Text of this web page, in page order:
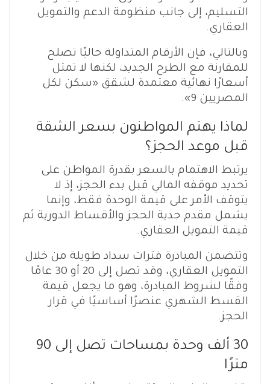
التسليم، إلى جانب منظومة الدعم والتمويل
العقاري.
وبالتالي، فإن الأرقام المتداولة حاليًا تصلح
للمقارنة مع الطرح الجديد، لكنها لا تمثل
أسعارًا نهائية معتمدة لشقق «سكن لكل
المصريين 9».
لماذا يهتم المواطنون بسعر الشقة
قبل موعد الحجز؟
يرتبط الاهتمام بالسعر بقدرة المواطن على
تحديد موقفه المالي قبل بدء الحجز، إذ لا
يتوقف الأمر على قيمة الوحدة فقط، وإنما
يشمل مقدم جدية الحجز والأقساط الدورية ثم
قيمة التمويل العقاري.
وتتضمن المبادرة فترات سداد طويلة من خلال
التمويل العقاري، وقد تصل إلى 20 أو 30 عامًا
وفقًا لشروط المبادرة، وهو ما يجعل قيمة
القسط الشهري عنصرًا أساسيًا في قرار
الحجز.
30 ألف وحدة بمساحات تصل إلى 90
مترًا